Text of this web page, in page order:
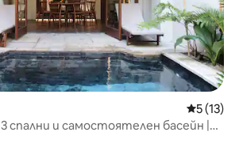
Средна
5 (13)
спални и самостоятелен басейн |